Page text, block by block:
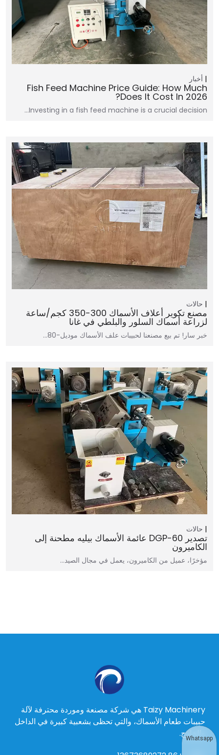
أخبار
Fish Feed Machine Price Guide: How Much
Does It Cost In 2026?
Investing in a fish feed machine is a crucial decision…
حالات
مصنع تكوير أعلاف الأسماك 300-350 كجم/ساعة
لزراعة أسماك السلور والبلطي في غانا
خبر سار! تم بيع مصنعنا لحبيبات علف الأسماك موديل-80…
حالات
تصدير DGP-60 عائمة الأسماك بيليه مطحنة إلى
الكاميرون
مؤخرًا، عميل من الكاميرون، يعمل في مجال الصيد…
Taizy Machinery هي شركة مصنعة وموردة محترفة لآلة
حبيبات طعام الأسماك، والتي تحظى بشعبية كبيرة في الداخل
والخارج.
Whatsapp